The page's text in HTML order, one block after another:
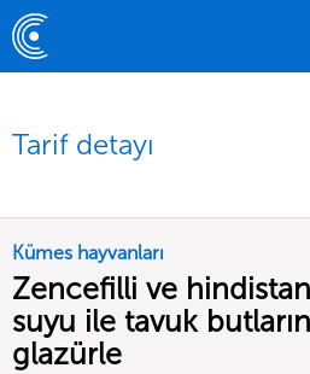
Tarif detayı
Kümes hayvanları
Zencefilli ve
suyu ile tavuk
glazürle